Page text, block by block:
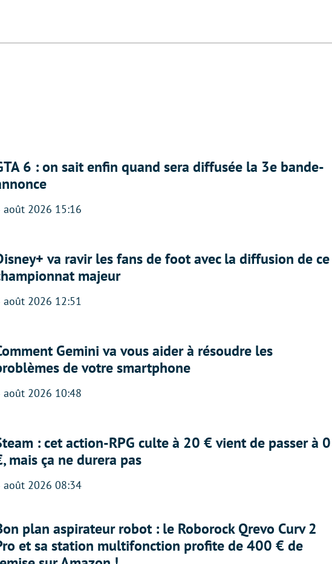
6 : on sait enfin quand sera diffusée la 3e bande-
août 2026 15:16
va ravir les fans de foot avec la diffusion de ce
majeur
août 2026 12:51
Gemini va vous aider à résoudre les
de votre smartphone
août 2026 10:48
: cet action-RPG culte à 20 € vient de passer à 0
mais ça ne durera pas
août 2026 08:34
plan aspirateur robot : le Roborock Qrevo Curv 2
et sa station multifonction profite de 400 € de